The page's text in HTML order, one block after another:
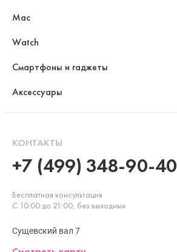
Mac
Watch
Смартфоны и гаджеты
Аксессуары
КОНТАКТЫ
+7 (499) 348-90-40
Бесплатная консультация
С 10:00 до 21:00, без выходных
Сущевский вал 7